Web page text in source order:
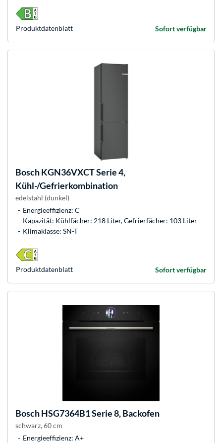
Sofort verfügbar
Produkt­datenblatt
BoschKGN36VXCT Serie 4,
Kühl-/Gefrierkombination
edelstahl (dunkel)
Energieeffizienz: C
Kapazität: Kühlfächer: 218 Liter, Gefrierfächer: 103 Liter
Klimaklasse: SN-T
Sofort verfügbar
Produkt­datenblatt
BoschHSG7364B1 Serie 8, Backofen
schwarz, 60 cm
Energieeffizienz: A+